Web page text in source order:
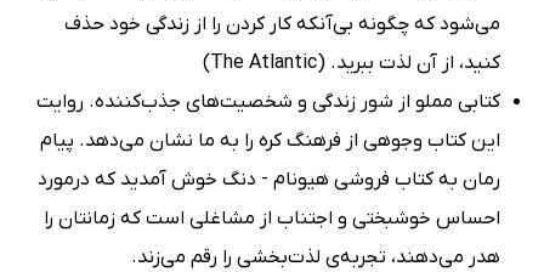
می‌شود که چگونه بی‌آنکه کار کردن را از زندگی خود حذف
کنید، از آن لذت ببرید. (The Atlantic)
کتابی مملو از شور زندگی و شخصیت‌های جذب‌کننده. روایت
این کتاب وجوهی از فرهنگ کره را به ما نشان می‌دهد. پیام
رمان به کتاب فروشی هیونام - دنگ خوش آمدید که درمورد
احساس خوشبختی و اجتناب از مشاغلی است که زمانتان را
هدر می‌دهند، تجربه‌ی لذت‌بخشی را رقم می‌زند.